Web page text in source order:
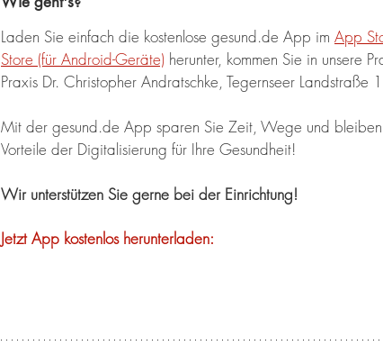
Laden Sie einfach die kostenlose gesund.de App im App
Store (für Android-Geräte) herunter, kommen Sie in unsere
Praxis Dr. Christopher Andratschke, Tegernseer
Mit der gesund.de App sparen Sie Zeit, Wege und
Vorteile der Digitalisierung für Ihre Gesundheit!
Wir unterstützen Sie gerne bei der Einrichtung!
Jetzt App kostenlos herunterladen: